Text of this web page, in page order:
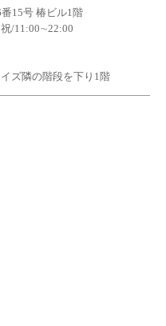
15号 椿ビル1階
/11:00∼22:00
ズ隣の階段を下り1階